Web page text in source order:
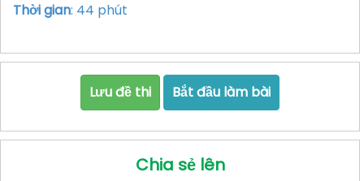
Thời gian: 44 phút
Lưu đề thi Bắt đầu làm bài
Chia sẻ lên